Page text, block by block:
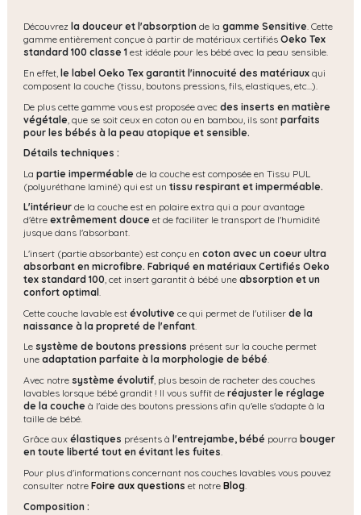
Découvrez la douceur et l'absorption de la gamme Sensitive. Cette
gamme entièrement conçue à partir de matériaux certifiés Oeko Tex
standard 100 classe 1 est idéale pour les bébé avec la peau sensible.
En effet, le label Oeko Tex garantit l'innocuité des matériaux qui
composent la couche (tissu, boutons pressions, fils, elastiques, etc...).
De plus cette gamme vous est proposée avec des inserts en matière
végétale , que se soit ceux en coton ou en bambou, ils sont parfaits
pour les bébés à la peau atopique et sensible.
Détails techniques :
La partie imperméable de la couche est composée en Tissu PUL
(polyuréthane laminé) qui est un tissu respirant et imperméable.
L'intérieur de la couche est en polaire extra qui a pour avantage
d'être extrêmement douce et de faciliter le transport de l'humidité
jusque dans l'absorbant.
L'insert (partie absorbante) est conçu en coton avec un coeur ultra
absorbant en microfibre. Fabriqué en matériaux Certifiés Oeko
tex standard 100, cet insert garantit à bébé une absorption et un
confort optimal.
Cette couche lavable est évolutive ce qui permet de l'utiliser de la
naissance à la propreté de l'enfant
Le système de boutons pressions présent sur la couche permet
une adaptation parfaite à la morphologie de bébé.
Avec notre système évolutif , plus besoin de racheter des couches
lavables lorsque bébé grandit ! Il vous suffit de réajuster le réglage
de la couche à l'aide des boutons pressions afin qu'elle s'adapte à la
taille de bébé.
Grâce aux élastiques présents à l'entrejambe, bébé pourra bouger
en toute liberté tout en évitant les fuites.
Pour plus d'informations concernant nos couches lavables vous pouvez
consulter notre Foire aux questions et notre Blog.
Composition :